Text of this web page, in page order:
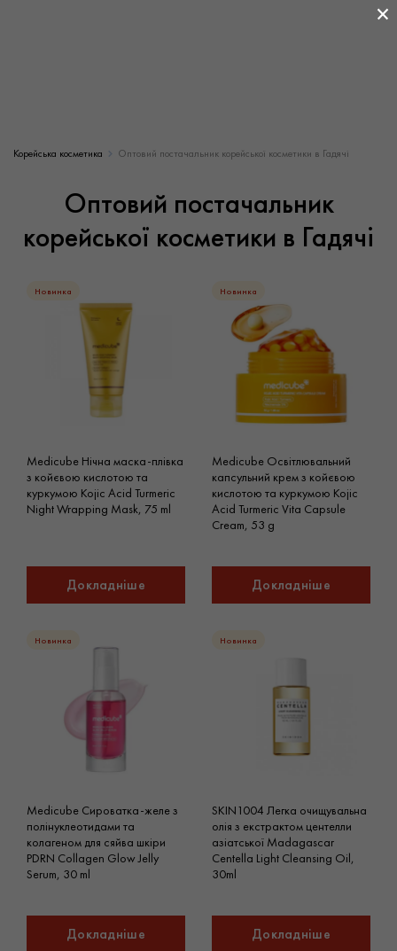
Корейська косметика Оптовий постачальник корейської косметики в Гадячі
Оптовий постачальник
корейської косметики в Гадячі
Новинка
Medicube Нічна маска-плівка
з койєвою кислотою та
куркумою Kojic Acid Turmeric
Night Wrapping Mask, 75 ml
Докладніше
Новинка
Medicube Освітлювальний
капсульний крем з койєвою
кислотою та куркумою Kojic
Acid Turmeric Vita Capsule
Cream, 53 g
Докладніше
Новинка
Medicube Сироватка-желе з
полінуклеотидами та
колагеном для сяйва шкіри
PDRN Collagen Glow Jelly
Serum, 30 ml
Докладніше
Новинка
SKIN1004 Легка очищувальна
олія з екстрактом центелли
азіатської Madagascar
Centella Light Cleansing Oil,
30ml
Докладніше
×